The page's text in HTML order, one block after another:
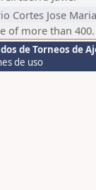
Cortes Jose Maria
of more than
de Torneos de
de uso